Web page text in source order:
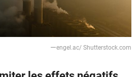
ーengel.ac/ Shutterstock.com